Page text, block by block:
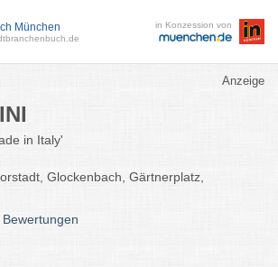
München in Konzession von
Anzeige
in Italy'
Glockenbach, Gärtnerplatz,
Bewertungen